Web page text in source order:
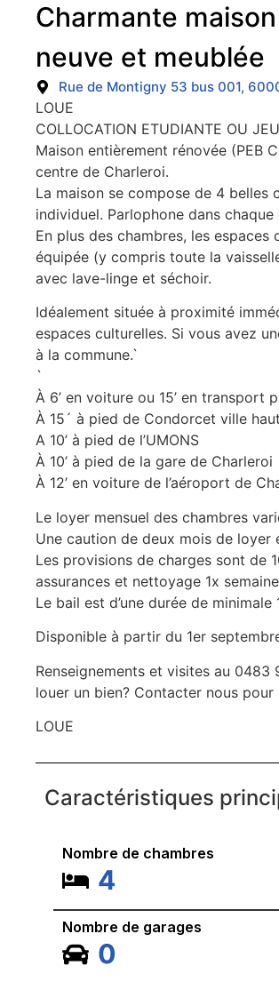
Charmante
neuve et meublée
Rue de Montigny 53 bus 001,
LOUE
COLLOCATION ETUDIANTE OU
Maison entièrement rénovée (PEB
centre de Charleroi.
La maison se compose de 4 belles
individuel. Parlophone dans chaque
En plus des chambres, les
équipée (y compris toute la
avec lave-linge et séchoir.
Idéalement située à proximité
espaces culturelles. Si vous avez
à la commune.`
`
À 6’ en voiture ou 15’ en transport
À 15´ à pied de Condorcet ville
A 10’ à pied de l’UMONS
À 10’ à pied de la gare de Charleroi
À 12’ en voiture de l’aéroport de
Le loyer mensuel des chambres
Une caution de deux mois de loyer
Les provisions de charges sont de
assurances et nettoyage 1x
Le bail est d’une durée de minimale
Disponible à partir du 1er
Renseignements et visites au
louer un bien? Contacter nous
LOUE
Caractéristiques
Nombre de chambres
4
Nombre de garages
0